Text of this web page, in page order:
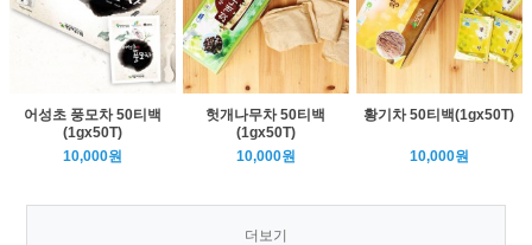
어성초 풍모차 50티백
(1gx50T)
10,000원
헛개나무차 50티백
(1gx50T)
10,000원
황기차 50티백(1gx50T)
10,000원
더보기